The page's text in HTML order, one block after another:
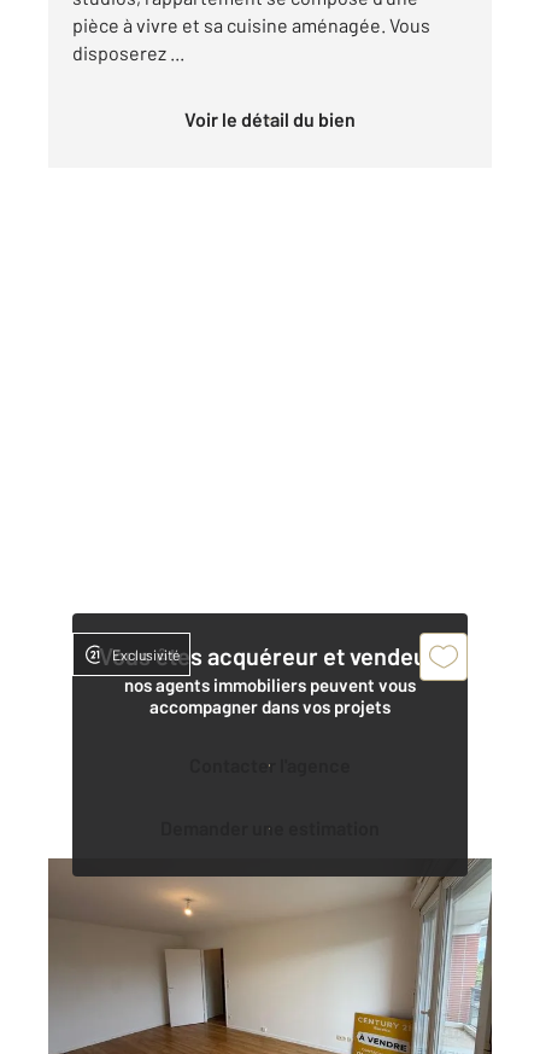
pièce à vivre et sa cuisine aménagée. Vous
disposerez ...
Voir le détail du bien
Vous êtes acquéreur et vendeur,
nos agents immobiliers peuvent vous
accompagner dans vos projets
Contacter l'agence
Demander une estimation
Exclusivité
, 2 pièces
Appartement F2 à vendre
134 000 €